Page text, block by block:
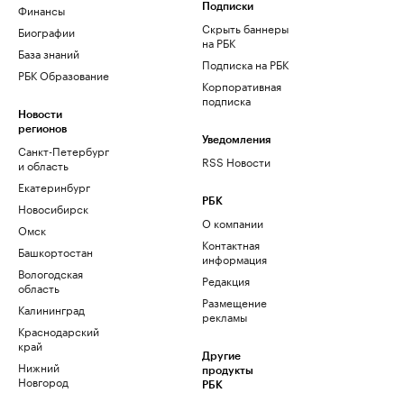
Финансы
Биографии
База знаний
РБК Образование
Новости
регионов
Санкт-Петербург
и область
Екатеринбург
Новосибирск
Омск
Башкортостан
Вологодская
область
Калининград
Краснодарский
край
Нижний
Новгород
Подписки
Скрыть баннеры
на РБК
Подписка на РБК
Корпоративная
подписка
Уведомления
RSS Новости
РБК
О компании
Контактная
информация
Редакция
Размещение
рекламы
Другие
продукты
РБК